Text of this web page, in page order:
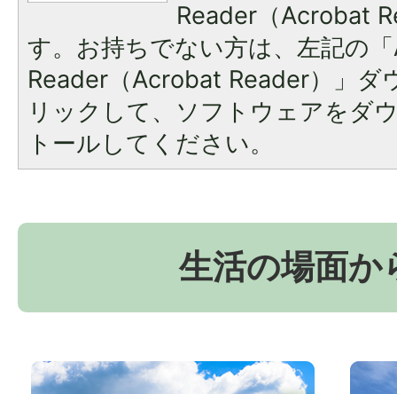
Reader（Acrobat
す。お持ちでない方は、左記の
Reader（Acrobat Reader）」ダ
リックして、ソフトウェアをダ
トールしてください。
生活の場面か
お
京